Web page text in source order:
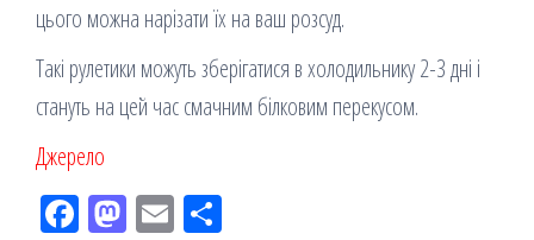
цього можна нарізати їх на ваш розсуд.
Такі рулетики можуть зберігатися в холодильнику 2-3 дні і
стануть на цей час смачним білковим перекусом.
Джерело
Fac M Em